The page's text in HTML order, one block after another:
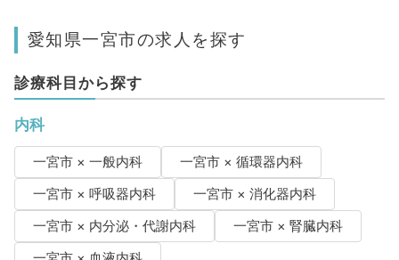
愛知県一宮市の求人を探す
診療科目から探す
内科
一宮市 × 一般内科
一宮市 × 循環器内科
一宮市 × 呼吸器内科
一宮市 × 消化器内科
一宮市 × 内分泌・代謝内科
一宮市 × 腎臓内科